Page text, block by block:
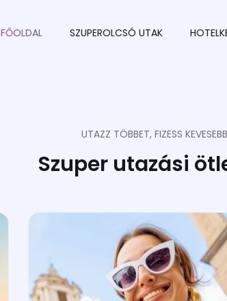
FŐOLDAL SZUPEROLCSÓ UTAK
UTAZZ TÖBBET, FIZESS
Szuper utazási